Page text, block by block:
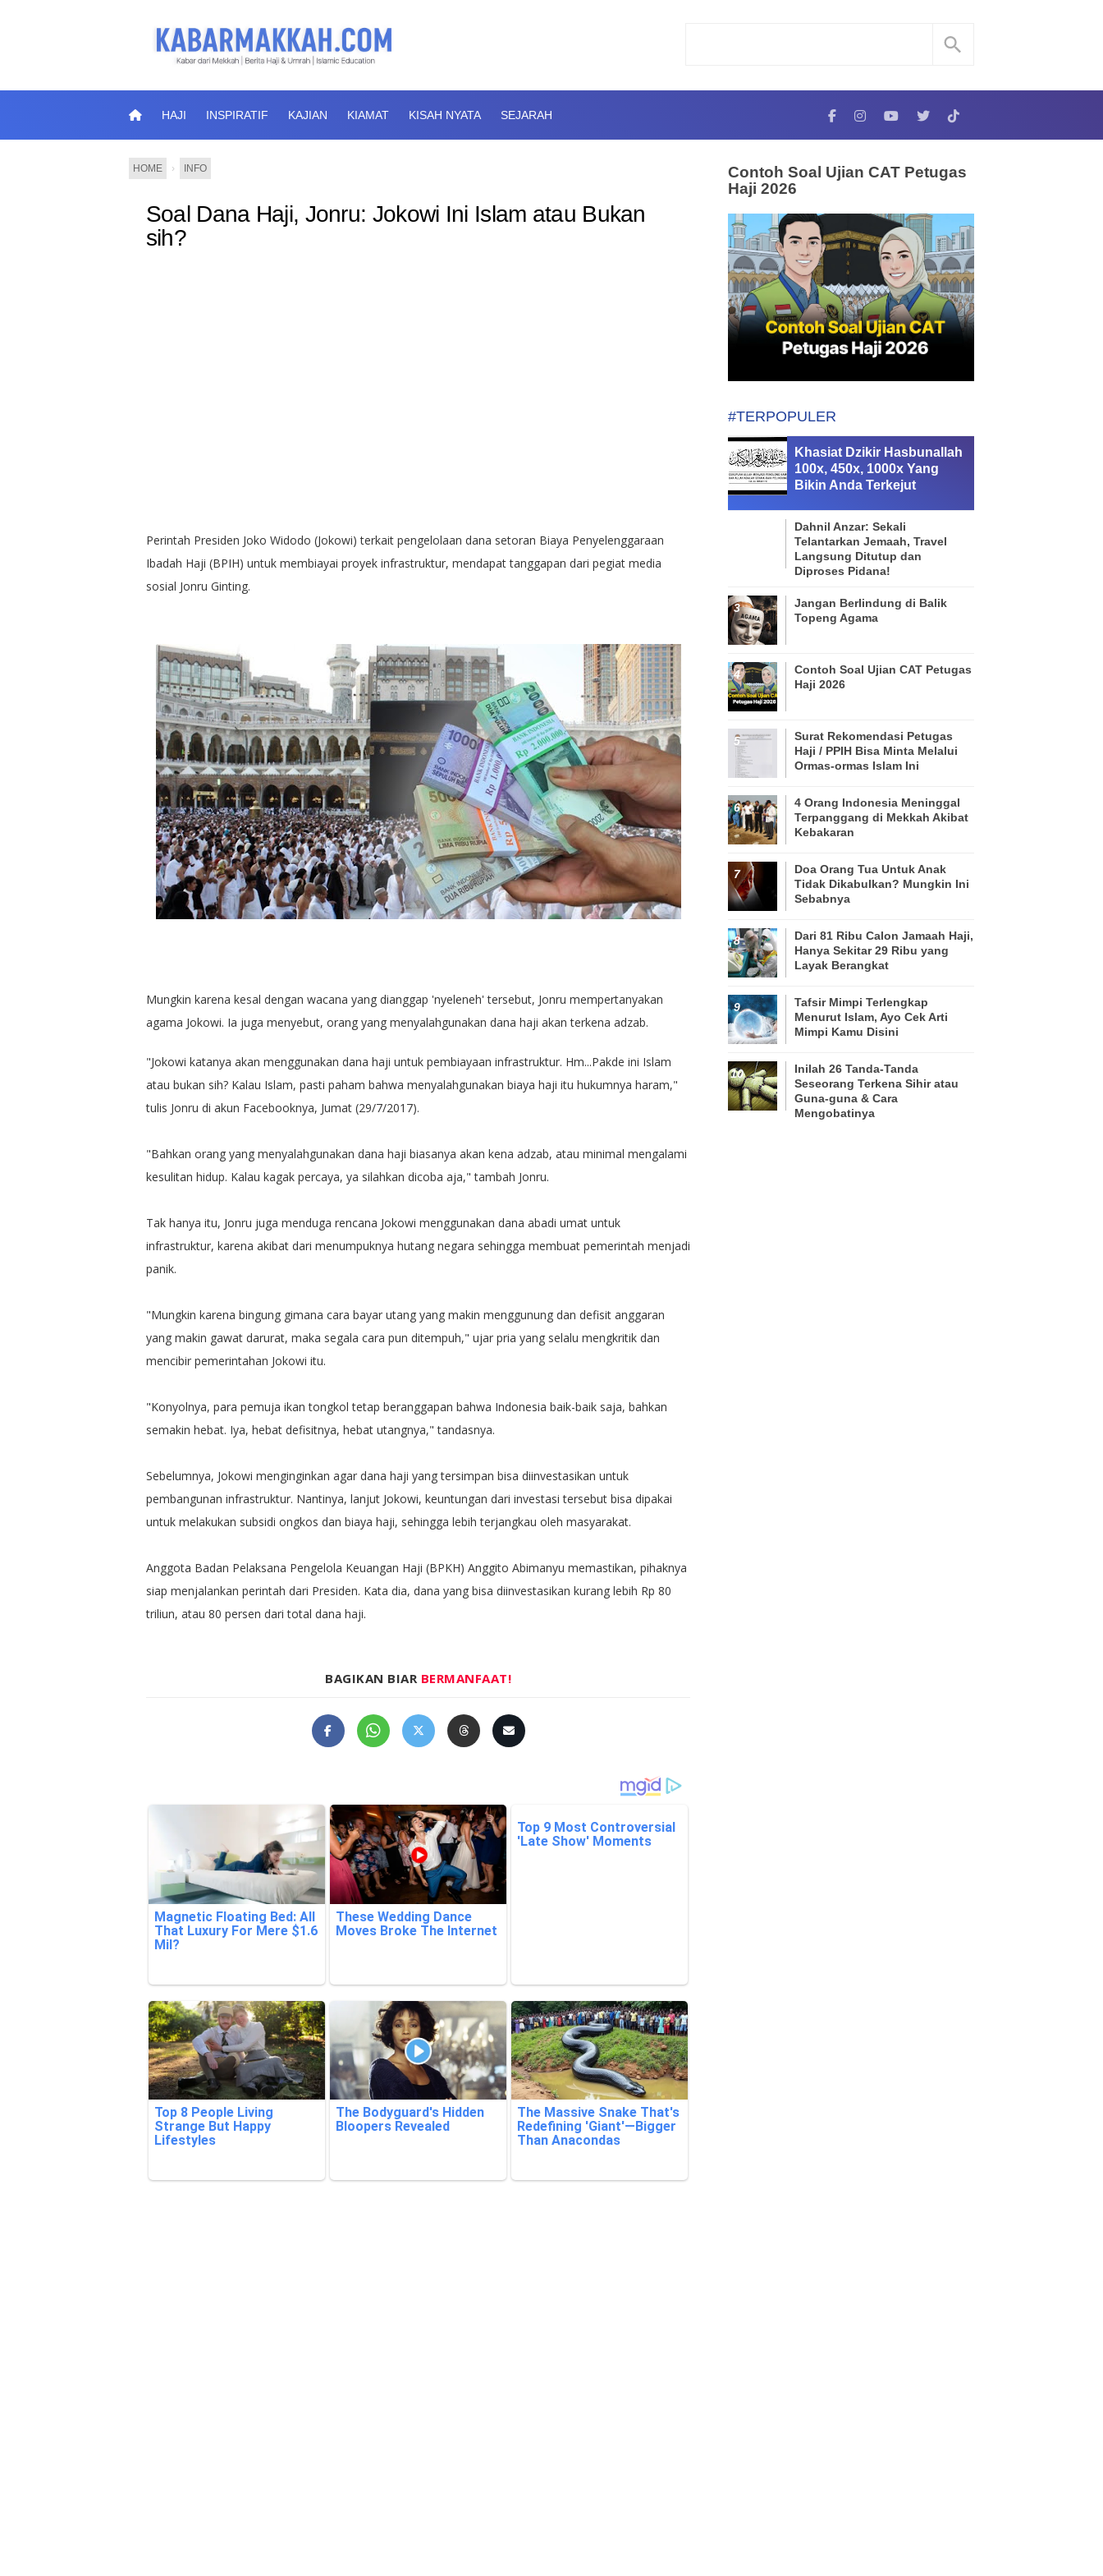
HAJI INSPIRATIF KAJIAN KIAMAT KISAH NYATA SEJARAH
HOME › INFO
Soal Dana Haji, Jonru: Jokowi Ini Islam atau Bukan
sih?
Perintah Presiden Joko Widodo (Jokowi) terkait pengelolaan dana setoran Biaya Penyelenggaraan
Ibadah Haji (BPIH) untuk membiayai proyek infrastruktur, mendapat tanggapan dari pegiat media
sosial Jonru Ginting.
Mungkin karena kesal dengan wacana yang dianggap 'nyeleneh' tersebut, Jonru mempertanyakan
agama Jokowi. Ia juga menyebut, orang yang menyalahgunakan dana haji akan terkena adzab.
"Jokowi katanya akan menggunakan dana haji untuk pembiayaan infrastruktur. Hm...Pakde ini Islam
atau bukan sih? Kalau Islam, pasti paham bahwa menyalahgunakan biaya haji itu hukumnya haram,"
tulis Jonru di akun Facebooknya, Jumat (29/7/2017).
"Bahkan orang yang menyalahgunakan dana haji biasanya akan kena adzab, atau minimal mengalami
kesulitan hidup. Kalau kagak percaya, ya silahkan dicoba aja," tambah Jonru.
Tak hanya itu, Jonru juga menduga rencana Jokowi menggunakan dana abadi umat untuk
infrastruktur, karena akibat dari menumpuknya hutang negara sehingga membuat pemerintah menjadi
panik.
"Mungkin karena bingung gimana cara bayar utang yang makin menggunung dan defisit anggaran
yang makin gawat darurat, maka segala cara pun ditempuh," ujar pria yang selalu mengkritik dan
mencibir pemerintahan Jokowi itu.
"Konyolnya, para pemuja ikan tongkol tetap beranggapan bahwa Indonesia baik-baik saja, bahkan
semakin hebat. Iya, hebat defisitnya, hebat utangnya," tandasnya.
Sebelumnya, Jokowi menginginkan agar dana haji yang tersimpan bisa diinvestasikan untuk
pembangunan infrastruktur.‎ Nantinya, lanjut Jokowi, keuntungan dari investasi tersebut bisa dipakai
untuk melakukan subsidi ongkos dan biaya haji, sehingga lebih terjangkau oleh masyarakat.
Anggota Badan Pelaksana Pengelola Keuangan Haji (BPKH) Anggito Abimanyu memastikan, pihaknya
siap menjalankan perintah dari Presiden. Kata dia‎, dana yang bisa diinvestasikan kurang lebih Rp 80
triliun, atau 80 persen dari total dana haji.
BAGIKAN BIAR BERMANFAAT!
Contoh Soal Ujian CAT Petugas
Haji 2026
#TERPOPULER
Khasiat Dzikir Hasbunallah
100x, 450x, 1000x Yang
Bikin Anda Terkejut
Dahnil Anzar: Sekali
Telantarkan Jemaah, Travel
Langsung Ditutup dan
Diproses Pidana!
Jangan Berlindung di Balik
Topeng Agama
Contoh Soal Ujian CAT Petugas
Haji 2026
Surat Rekomendasi Petugas
Haji / PPIH Bisa Minta Melalui
Ormas-ormas Islam Ini
4 Orang Indonesia Meninggal
Terpanggang di Mekkah Akibat
Kebakaran
Doa Orang Tua Untuk Anak
Tidak Dikabulkan? Mungkin Ini
Sebabnya
Dari 81 Ribu Calon Jamaah Haji,
Hanya Sekitar 29 Ribu yang
Layak Berangkat
Tafsir Mimpi Terlengkap
Menurut Islam, Ayo Cek Arti
Mimpi Kamu Disini
Inilah 26 Tanda-Tanda
Seseorang Terkena Sihir atau
Guna-guna & Cara
Mengobatinya